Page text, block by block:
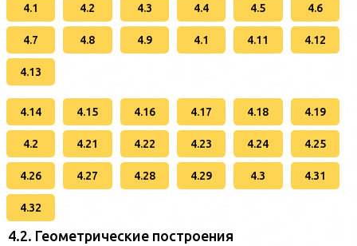
4.1 4.2 4.3 4.4 4.5 4.6
4.7 4.8 4.9 4.1 4.11 4.12
4.13
4.14 4.15 4.16 4.17 4.18 4.19
4.2 4.21 4.22 4.23 4.24 4.25
4.26 4.27 4.28 4.29 4.3 4.31
4.32
4.2. Геометрические построения